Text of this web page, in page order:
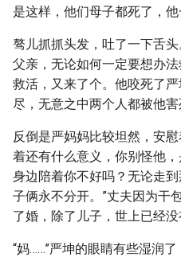
是这样，他们母子都死了，他
骜儿抓抓头发，吐了一下舌
父亲，无论如何一定要想办
救活，又来了个。他咬死了
尽，无意之中两个人都被他害
反倒是严妈妈比较坦然，安
着还有什么意义，你别怪他
身边陪着你不好吗？无论走
子俩永不分开。”丈夫因为干
了婚，除了儿子，世上已经没
“妈……”严坤的眼睛有些湿润了